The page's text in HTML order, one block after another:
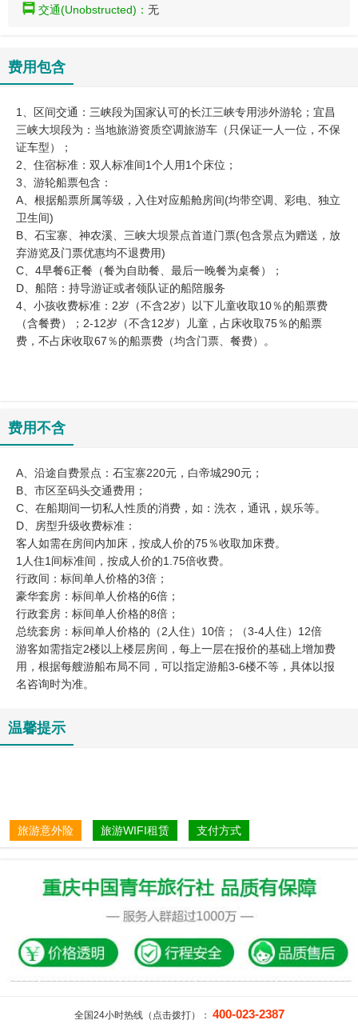
交通(Unobstructed)： 无
费用包含
1、区间交通：三峡段为国家认可的长江三峡专用涉外游轮；宜昌
三峡大坝段为：当地旅游资质空调旅游车（只保证一人一位，不保
证车型）；
2、住宿标准：双人标准间1个人用1个床位；
3、游轮船票包含：
A、根据船票所属等级，入住对应船舱房间(均带空调、彩电、独立
卫生间)
B、石宝寨、神农溪、三峡大坝景点首道门票(包含景点为赠送，放
弃游览及门票优惠均不退费用)
C、4早餐6正餐（餐为自助餐、最后一晚餐为桌餐）；
D、船陪：持导游证或者领队证的船陪服务
4、小孩收费标准：2岁（不含2岁）以下儿童收取10％的船票费
（含餐费）；2-12岁（不含12岁）儿童，占床收取75％的船票
费，不占床收取67％的船票费（均含门票、餐费）。
费用不含
A、沿途自费景点：石宝寨220元，白帝城290元；
B、市区至码头交通费用；
C、在船期间一切私人性质的消费，如：洗衣，通讯，娱乐等。
D、房型升级收费标准：
客人如需在房间内加床，按成人价的75％收取加床费。
1人住1间标准间，按成人价的1.75倍收费。
行政间：标间单人价格的3倍；
豪华套房：标间单人价格的6倍；
行政套房：标间单人价格的8倍；
总统套房：标间单人价格的（2人住）10倍；（3-4人住）12倍
游客如需指定2楼以上楼层房间，每上一层在报价的基础上增加费
用，根据每艘游船布局不同，可以指定游船3-6楼不等，具体以报
名咨询时为准。
温馨提示
旅游意外险 旅游WIFI租赁 支付方式
全国24小时热线（点击拨打）： 400-023-2387